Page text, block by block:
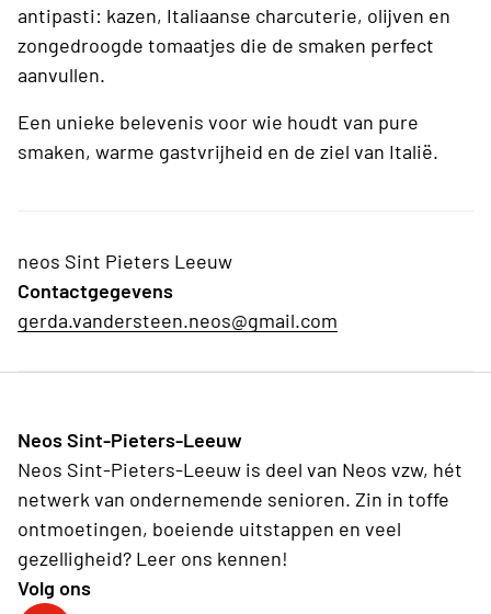
antipasti: kazen, Italiaanse charcuterie, olijven en
zongedroogde tomaatjes die de smaken perfect
aanvullen.
Een unieke belevenis voor wie houdt van pure
smaken, warme gastvrijheid en de ziel van Italië.
neos Sint Pieters Leeuw
Contactgegevens
gerda.vandersteen.neos@gmail.com
Neos Sint-Pieters-Leeuw
Neos Sint-Pieters-Leeuw is deel van Neos vzw, hét
netwerk van ondernemende senioren. Zin in toffe
ontmoetingen, boeiende uitstappen en veel
gezelligheid? Leer ons kennen!
Volg ons